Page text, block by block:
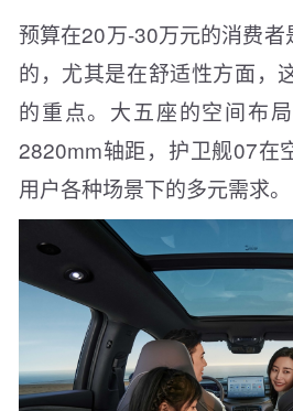
预算在20万-30万元的消费
的，尤其是在舒适性方面，
的重点。大五座的空间布
2820mm轴距，护卫舰07在
用户各种场景下的多元需求。